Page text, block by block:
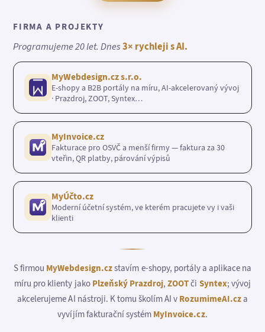
FIRMA A PROJEKTY
Programujeme 20 let. Dnes3× rychleji s AI.
MyWebdesign.cz s.r.o.
E-shopy a B2B portály na míru, AI-akcelerovaný vývoj
· Prazdroj, ZOOT, Syntex…
MyInvoice.cz
Fakturace pro OSVČ a menší firmy — faktura za 30
vteřin, QR platby, párování výpisů
MyÚčto.cz
Moderní účetní systém, ve kterém pracujete vy i vaši
klienti
S firmou MyWebdesign.czstavím e-shopy, portály a aplikace na
míru pro klienty jako Plzeňský Prazdroj,ZOOTči Syntex; vývoj
akcelerujeme AI nástroji. K tomu školím AI v RozumimeAI.cza
vyvíjím fakturační systém MyInvoice.cz.